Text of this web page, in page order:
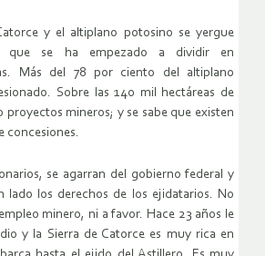
y el altiplano potosino se yergue
que se ha empezado a dividir en
Más del 78 por ciento del altiplano
Sobre las 140 mil hectáreas de
proyectos mineros; y se sabe que existen
concesiones.
se agarran del gobierno federal y
lado los derechos de los ejidatarios. No
minero, ni a favor. Hace 23 años le
y la Sierra de Catorce es muy rica en